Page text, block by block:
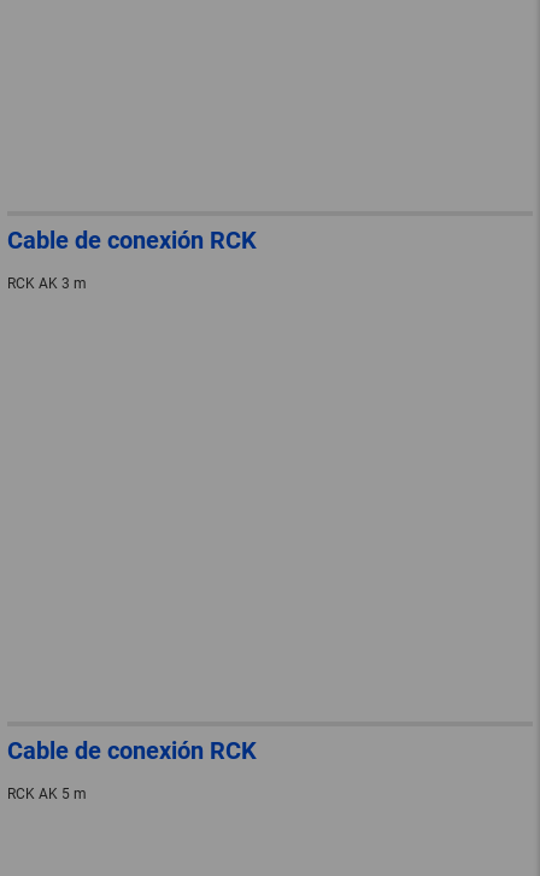
Cable de conexión RCK
RCK AK 3 m
Cable de conexión RCK
RCK AK 5 m